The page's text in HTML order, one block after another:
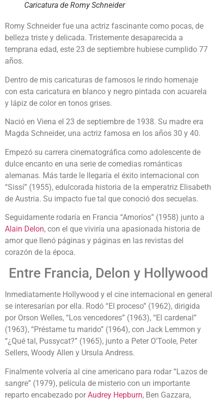
Caricatura de Romy Schneider
Romy Schneider fue una actriz fascinante como pocas, de
belleza triste y delicada. Tristemente desaparecida a
temprana edad, este 23 de septiembre hubiese cumplido 77
años.
Dentro de mis caricaturas de famosos le rindo homenaje
con esta caricatura en blanco y negro pintada con acuarela
y lápiz de color en tonos grises.
Nació en Viena el 23 de septiembre de 1938. Su madre era
Magda Schneider, una actriz famosa en los años 30 y 40.
Empezó su carrera cinematográfica como adolescente de
dulce encanto en una serie de comedias románticas
alemanas. Más tarde le llegaría el éxito internacional con
“Sissí” (1955), edulcorada historia de la emperatriz Elisabeth
de Austria. Su impacto fue tal que conoció dos secuelas.
Seguidamente rodaría en Francia “Amoríos” (1958) junto a
Alain Delon, con el que viviría una apasionada historia de
amor que llenó páginas y páginas en las revistas del
corazón de la época.
Entre Francia, Delon y Hollywood
Inmediatamente Hollywood y el cine internacional en general
se interesarían por ella. Rodó “El proceso” (1962), dirigida
por Orson Welles, “Los vencedores” (1963), “El cardenal”
(1963), “Préstame tu marido” (1964), con Jack Lemmon y
“¿Qué tal, Pussycat?” (1965), junto a Peter O’Toole, Peter
Sellers, Woody Allen y Ursula Andress.
Finalmente volvería al cine americano para rodar “Lazos de
sangre” (1979), película de misterio con un importante
reparto encabezado por Audrey Hepburn, Ben Gazzara,